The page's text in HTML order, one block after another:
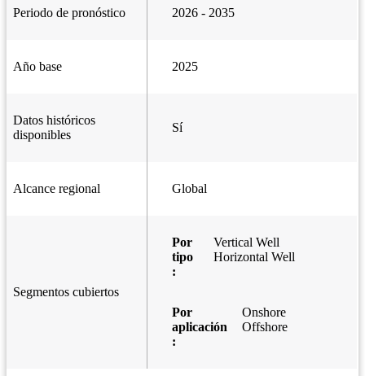
Periodo de pronóstico 2026 - 2035
Año base 2025
Datos históricos
disponibles
Sí
Alcance regional Global
Segmentos cubiertos
Por
tipo
:
Vertical Well
Horizontal Well
Por
aplicación
:
Onshore
Offshore